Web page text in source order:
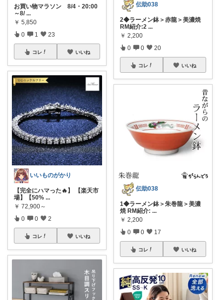
お買い物マラソン 8/4・20:00
～8/ ...
￥ 5,850
0 1 23
コレ いいね
いいものがかり
【完全にハマった🔥】 【楽天市
場】【50% ...
￥ 72,900～
0 0 2
コレ いいね
伝助038
2◆ラーメン鉢＞赤龍＞美濃焼
RM紹介:2 ...
￥ 2,200
0 0 20
コレ いいね
伝助038
1◆ラーメン鉢＞朱巻龍＞美濃
焼 RM紹介: ...
￥ 2,200
0 0 17
コレ いいね